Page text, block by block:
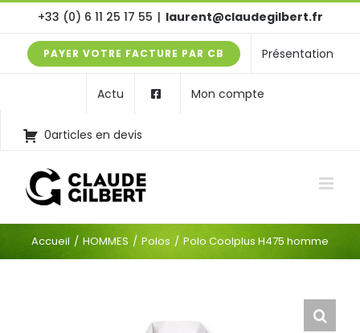
contenu
+33 (0) 6 11 25 17 55 | laurent@claudegilbert.fr
PAYER VOTRE FACTURE PAR CB Présentation
Actu
0articles en devis
Mon compte
Accueil HOMMES Polos Polo Coolplus H475 homme